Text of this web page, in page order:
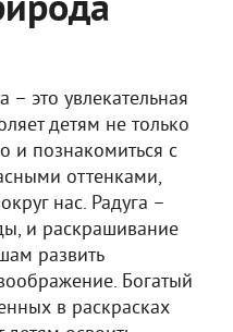
– это увлекательная
детям не только
и познакомиться с
оттенками,
нас. Радуга –
и раскрашивание
развить
Богатый
в раскрасках